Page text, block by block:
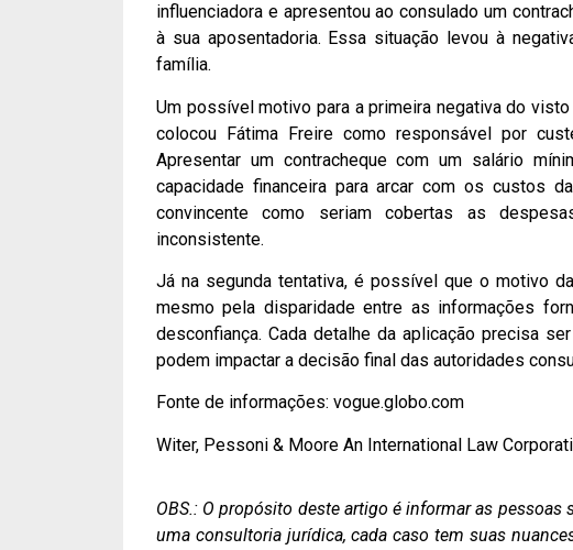
influenciadora e apresentou ao consulado um
à sua aposentadoria. Essa situação levou à
família.
Um possível motivo para a primeira negativa do
colocou Fátima Freire como responsável por
Apresentar um contracheque com um salário
capacidade financeira para arcar com os custos
convincente como seriam cobertas as
inconsistente.
Já na segunda tentativa, é possível que o motivo
mesmo pela disparidade entre as informações
desconfiança. Cada detalhe da aplicação precisa
podem impactar a decisão final das autoridades
Fonte de informações: vogue.globo.com
Witer, Pessoni & Moore An International Law
OBS.: O propósito deste artigo é informar as
uma consultoria jurídica, cada caso tem suas